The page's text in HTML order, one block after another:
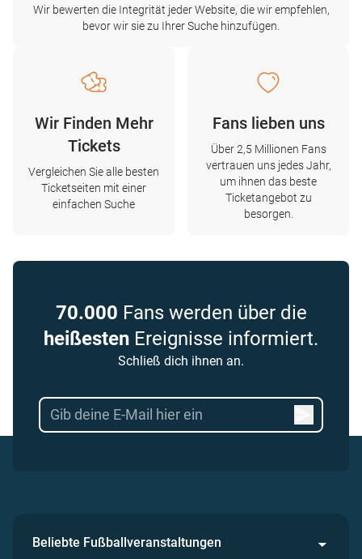
Wir bewerten die Integrität jeder Website, die wir empfehlen,
bevor wir sie zu Ihrer Suche hinzufügen.
Wir Finden Mehr
Tickets
Vergleichen Sie alle besten
Ticketseiten mit einer
einfachen Suche
Fans lieben uns
Über 2,5 Millionen Fans
vertrauen uns jedes Jahr,
um ihnen das beste
Ticketangebot zu
besorgen.
70.000 Fans werden über die
heißesten Ereignisse informiert.
Schließ dich ihnen an.
Beliebte Fußballveranstaltungen